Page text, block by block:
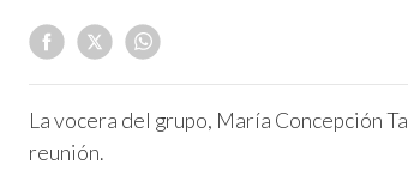
La vocera del grupo, María Concepción
reunión.